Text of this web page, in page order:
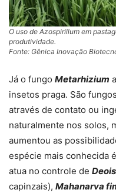
O uso de Azospirillum em
produtividade.
Fonte: Gênica Inovação
Já o fungo Metarhizium
insetos praga. São
através de contato ou
naturalmente nos solos,
aumentou as
espécie mais conhecida
atua no controle de
capinzais), Mahanarva